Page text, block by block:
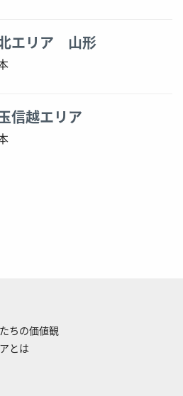
エリア 山形
信越エリア
ちの価値観
とは